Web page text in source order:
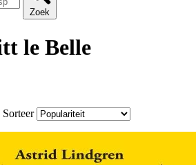
Zoek
le Belle
Sorteer